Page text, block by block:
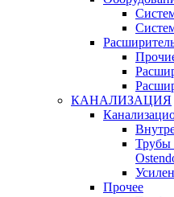
КАНАЛИЗАЦИЯ
Трубы
Прочее